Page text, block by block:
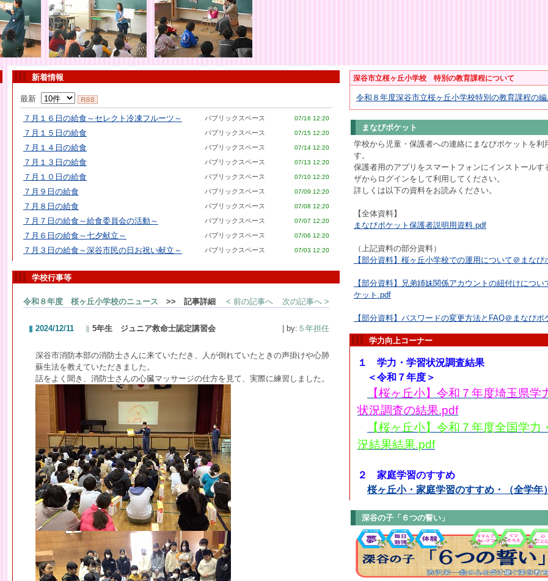
新着情報
最新
７月１６日の給食～セレクト冷凍フルーツ～ パブリックスペース 07/16 12:20
７月１５日の給食 パブリックスペース 07/15 12:20
７月１４日の給食 パブリックスペース 07/14 12:20
７月１３日の給食 パブリックスペース 07/13 12:20
７月１０日の給食 パブリックスペース 07/10 12:20
７月９日の給食 パブリックスペース 07/09 12:20
７月８日の給食 パブリックスペース 07/08 12:20
７月７日の給食～給食委員会の活動～ パブリックスペース 07/07 12:20
７月６日の給食～七夕献立～ パブリックスペース 07/06 12:20
７月３日の給食～深谷市民の日お祝い献立～ パブリックスペース 07/03 12:20
学校行事等
令和８年度 桜ヶ丘小学校のニュース >> 記事詳細 < 前の記事へ 次の記事へ >
2024/12/11 5年生 ジュニア救命士認定講習会 | by: ５年担任
深谷市消防本部の消防士さんに来ていただき、人が倒れていたときの声掛けや心肺
蘇生法を教えていただきました。
話をよく聞き、消防士さんの心臓マッサージの仕方を見て、実際に練習しました。
深谷市立桜ヶ丘小学校 特別の教育課程について
令和８年度深谷市立桜ヶ丘小学校特別の教育課程の
まなびポケット
学校から児童・保護者への連絡にまなびポケットを利
す。
保護者用のアプリをスマートフォンにインストールす
ザからログインをして利用してください。
詳しくは以下の資料をお読みください。
【全体資料】
まなびポケット保護者説明用資料.pdf
（上記資料の部分資料）
【部分資料】桜ヶ丘小学校での運用について＠まなび
【部分資料】兄弟姉妹関係アカウントの紐付けについ
ケット.pdf
【部分資料】パスワードの変更方法とFAQ＠まなびポ
学力向上コーナー
１ 学力・学習状況調査結果
＜令和７年度＞
【桜ヶ丘小】令和７年度埼玉県学
状況調査の結果.pdf
【桜ヶ丘小】令和７年度全国学力
況結果結果.pdf
２ 家庭学習のすすめ
桜ヶ丘小・家庭学習のすすめ・（全学年
深谷の子「６つの誓い」